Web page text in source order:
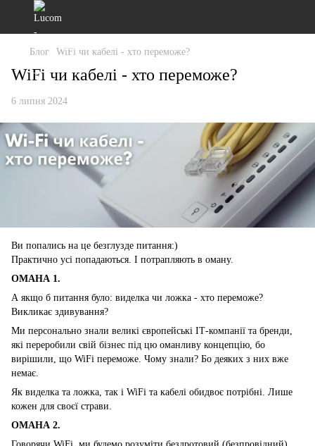
Блог WiFi чи кабелі - хто переможе?
WiFi чи кабелі - хто переможе?
6 липня 2024
Ви попались на це безглузде питання:)
Практично усі попадаються. І потрапляють в оману.
ОМАНА 1.
А якщо б питання було: виделка чи ложка - хто переможе?
Викликає здивування?
Ми персонально знали великі європейські ІТ-компанії та бренди,
які переробили свій бізнес під цю оманливу концепцію, бо
вирішили, що WiFi переможе. Чому знали? Бо деяких з них вже
немає.
Як виделка та ложка, так і WiFi та кабелі обидвоє потрібні. Лише
кожен для своєї страви.
ОМАНА 2.